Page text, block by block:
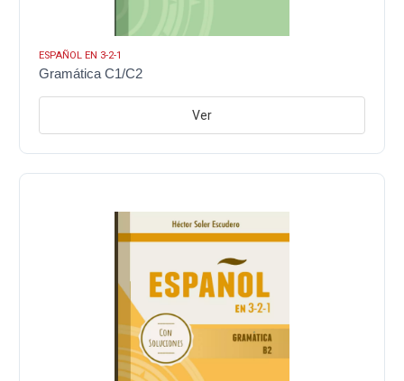
ESPAÑOL EN 3-2-1
Gramática C1/C2
Ver